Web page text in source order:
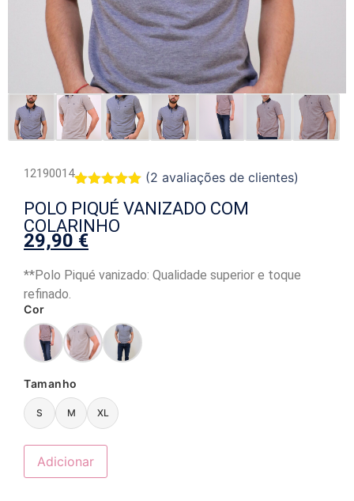
12190014
Classificado
com 5.00
em 5 com
base em
classificações
(2 avaliações de clientes)
POLO PIQUÉ VANIZADO COM
COLARINHO
29,90 €
**Polo Piqué vanizado: Qualidade superior e toque
refinado.
Cor
Tamanho
S M XL
Adicionar